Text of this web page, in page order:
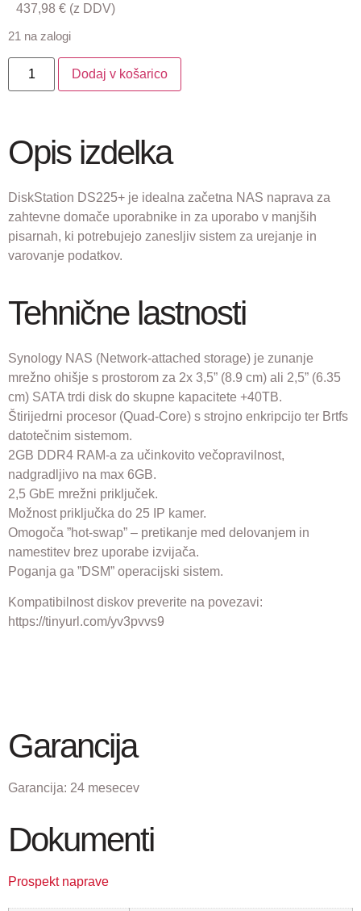
437,98 € (z DDV)
21 na zalogi
Dodaj v košarico
Opis izdelka
DiskStation DS225+ je idealna začetna NAS naprava za
zahtevne domače uporabnike in za uporabo v manjših
pisarnah, ki potrebujejo zanesljiv sistem za urejanje in
varovanje podatkov.
Tehnične lastnosti
Synology NAS (Network-attached storage) je zunanje
mrežno ohišje s prostorom za 2x 3,5” (8.9 cm) ali 2,5” (6.35
cm) SATA trdi disk do skupne kapacitete +40TB.
Štirijedrni procesor (Quad-Core) s strojno enkripcijo ter Brtfs
datotečnim sistemom.
2GB DDR4 RAM-a za učinkovito večopravilnost,
nadgradljivo na max 6GB.
2,5 GbE mrežni priključek.
Možnost priključka do 25 IP kamer.
Omogoča ”hot-swap” – pretikanje med delovanjem in
namestitev brez uporabe izvijača.
Poganja ga ”DSM” operacijski sistem.
Kompatibilnost diskov preverite na povezavi:
https://tinyurl.com/yv3pvvs9
Garancija
Garancija: 24 mesecev
Dokumenti
Prospekt naprave